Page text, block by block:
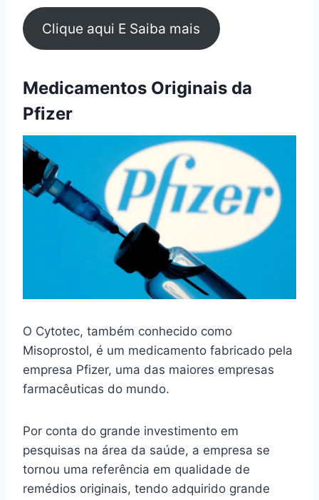
Clique aqui E Saiba mais
Medicamentos Originais da
Pfizer
O Cytotec, também conhecido como
Misoprostol, é um medicamento fabricado pela
empresa Pfizer, uma das maiores empresas
farmacêuticas do mundo.
Por conta do grande investimento em
pesquisas na área da saúde, a empresa se
tornou uma referência em qualidade de
remédios originais, tendo adquirido grande